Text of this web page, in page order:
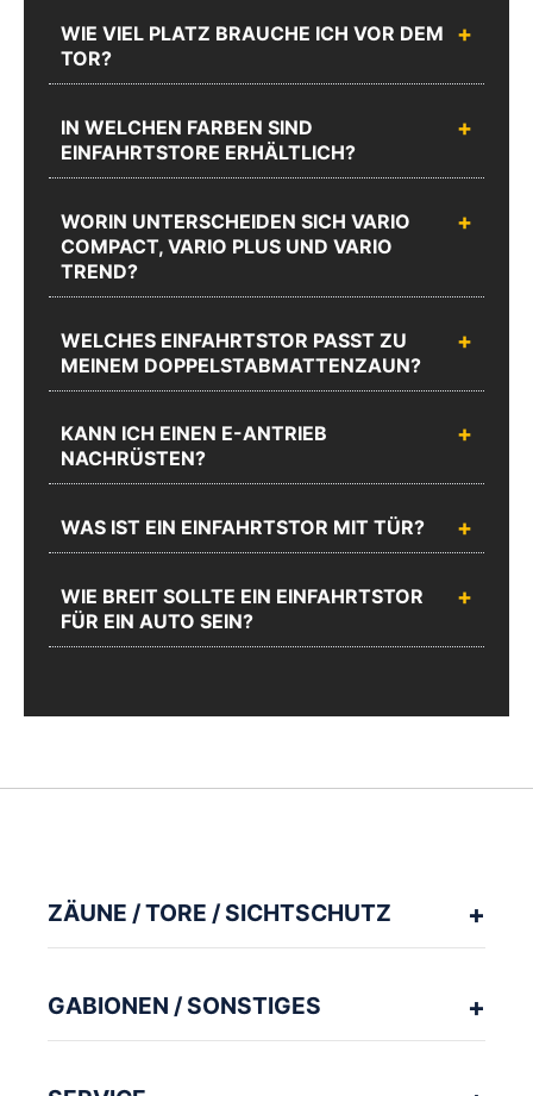
08:00 -
17:00 und
Fr.: 08:00 -
08:00 -
Fr.: 08:00 -
16:00
WIE VIEL PLATZ BRAUCHE ICH VOR DEM
TOR?
IN WELCHEN FARBEN SIND
EINFAHRTSTORE ERHÄLTLICH?
WORIN UNTERSCHEIDEN SICH VARIO
COMPACT, VARIO PLUS UND VARIO
TREND?
WELCHES EINFAHRTSTOR PASST ZU
MEINEM DOPPELSTABMATTENZAUN?
KANN ICH EINEN E-ANTRIEB
NACHRÜSTEN?
WAS IST EIN EINFAHRTSTOR MIT TÜR?
WIE BREIT SOLLTE EIN EINFAHRTSTOR
FÜR EIN AUTO SEIN?
ZÄUNE / TORE / SICHTSCHUTZ
GABIONEN / SONSTIGES